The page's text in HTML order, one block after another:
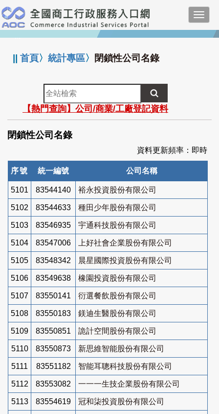
跳
到
主
要
:::
||首頁〉統計專區〉 閉鎖性公司名錄
全
站
檢
索
【熱門查詢】公司/商業/工廠登記資料
閉鎖性公司名錄
資料更新頻率：即時
序號 統一編號 公司名稱
5101 83544140 裕永投資股份有限公司
5102 83544633 種田少年股份有限公司
5103 83546935 宇通科技股份有限公司
5104 83547006 上好社會企業股份有限公司
5105 83548342 晨星國際投資股份有限公司
5106 83549638 橡園投資股份有限公司
5107 83550141 衍選餐飲股份有限公司
5108 83550183 鎂迪生醫股份有限公司
5109 83550851 詭計空間股份有限公司
5110 83550873 新思維智能股份有限公司
5111 83551182 智能耳聰科技股份有限公司
5112 83553082 一一一生技企業股份有限公司
5113 83554619 冠和柒投資股份有限公司